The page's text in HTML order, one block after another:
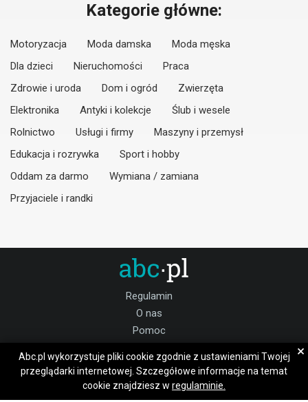
Kategorie główne:
Motoryzacja Moda damska
Moda męska
Dla dzieci
Nieruchomości
Praca
Zdrowie i uroda
Dom i ogród
Zwierzęta
Elektronika
Antyki i kolekcje
Ślub i wesele
Rolnictwo
Usługi i firmy
Maszyny i przemysł
Edukacja i rozrywka
Sport i hobby
Oddam za darmo
Wymiana / zamiana
Przyjaciele i randki
Regulamin
O nas
Pomoc
Praca pilski
Dołącz do nas:
Abc.pl wykorzystuje pliki cookie zgodnie z ustawieniami Twojej
przeglądarki internetowej. Szczegółowe informacje na temat
cookie znajdziesz w regulaminie.
×